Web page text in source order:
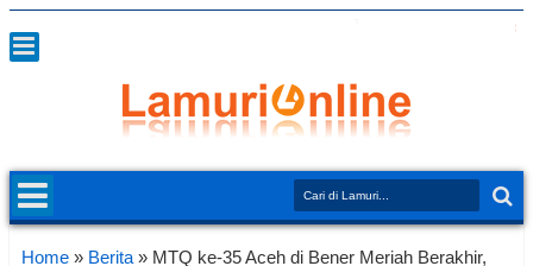
Home » Berita » MTQ ke-35 Aceh di Bener Meriah Berakhir,